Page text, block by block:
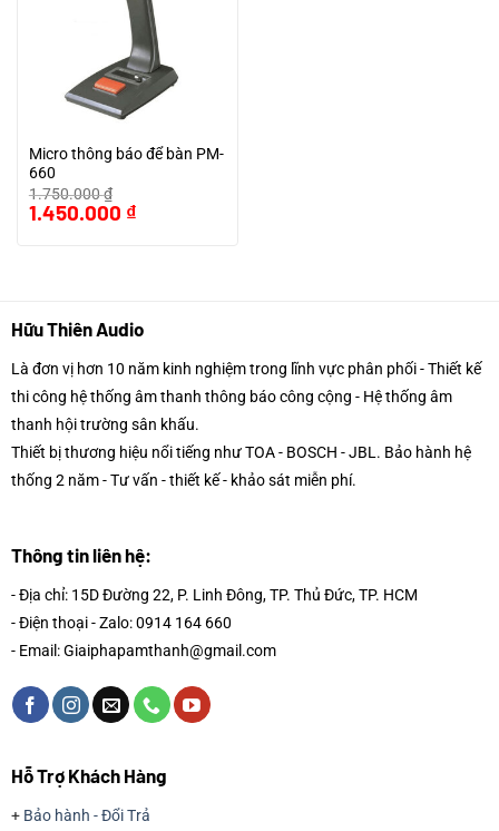
Micro thông báo để bàn PM-
660
1.750.000₫
Giá
gốc
1.450.000 ₫Giá
hiện
Hữu Thiên Audio
Là đơn vị hơn 10 năm kinh nghiệm trong lĩnh vực phân phối - Thiết kế
thi công hệ thống âm thanh thông báo công cộng - Hệ thống âm
thanh hội trường sân khấu.
Thiết bị thương hiệu nổi tiếng như TOA - BOSCH - JBL. Bảo hành hệ
thống 2 năm - Tư vấn - thiết kế - khảo sát miễn phí.
Thông tin liên hệ:
- Địa chỉ: 15D Đường 22, P. Linh Đông, TP. Thủ Đức, TP. HCM
- Điện thoại - Zalo: 0914 164 660
- Email: Giaiphapamthanh@gmail.com
Hỗ Trợ Khách Hàng
+ Bảo hành - Đổi Trả